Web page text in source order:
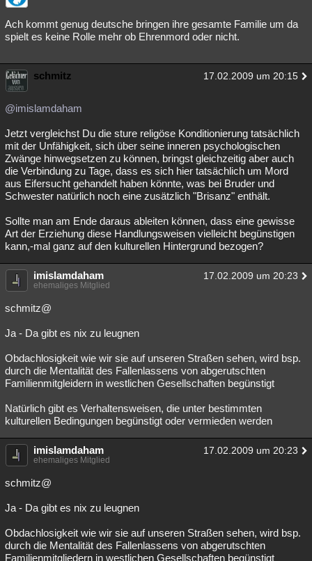
Ach kommt genug deutsche bringen ihre gesamte Familie um da
spielt es keine Rolle mehr ob Ehrenmord oder nicht.
schmitz 17.02.2009 um 20:15
@imislamdaham
Jetzt vergleichst Du die sture religöse Konditionierung tatsächlich
mit der Unfähigkeit, sich über seine inneren psychologischen
Zwänge hinwegsetzen zu können, bringst gleichzeitig aber auch
die Verbindung zu Tage, dass es sich hier tatsächlich um Mord
aus Eifersucht gehandelt haben könnte, was bei Bruder und
Schwester natürlich noch eine zusätzlich "Brisanz" enthält.
Sollte man am Ende daraus ableiten können, dass eine gewisse
Art der Erziehung diese Handlungsweisen vielleicht begünstigen
kann,-mal ganz auf den kulturellen Hintergrund bezogen?
imislamdaham 17.02.2009 um 20:23
ehemaliges Mitglied
schmitz@
Ja - Da gibt es nix zu leugnen
Obdachlosigkeit wie wir sie auf unseren Straßen sehen, wird bsp.
durch die Mentalität des Fallenlassens von abgerutschten
Familienmitgleidern in westlichen Gesellschaften begünstigt
Natürlich gibt es Verhaltensweisen, die unter bestimmten
kulturellen Bedingungen begünstigt oder vermieden werden
imislamdaham 17.02.2009 um 20:23
ehemaliges Mitglied
schmitz@
Ja - Da gibt es nix zu leugnen
Obdachlosigkeit wie wir sie auf unseren Straßen sehen, wird bsp.
durch die Mentalität des Fallenlassens von abgerutschten
Familienmitgliedern in westlichen Gesellschaften begünstigt